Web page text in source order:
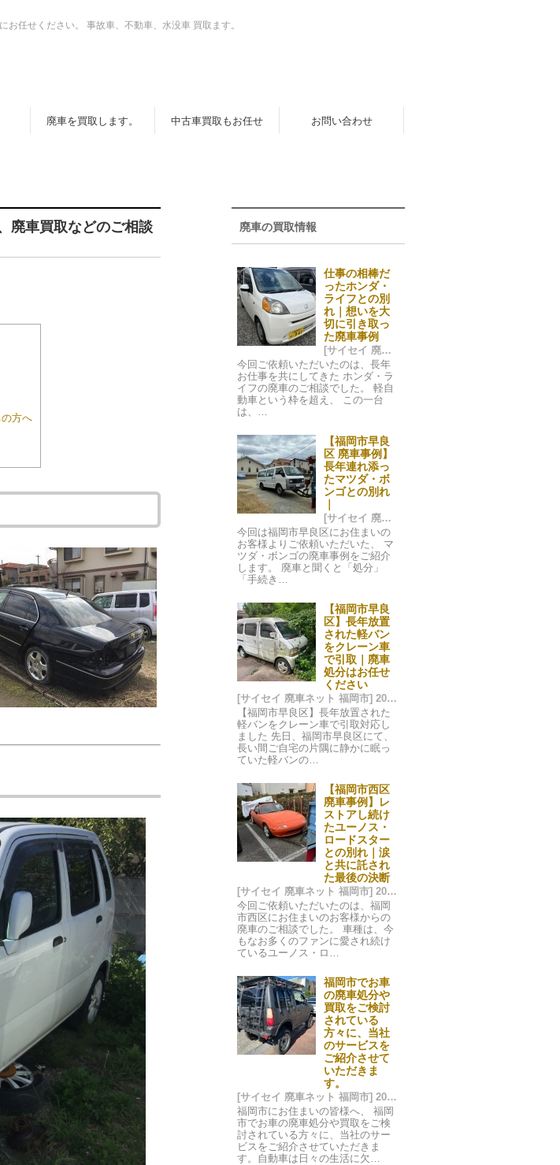
任せください。 事故車、不動車、水没車 買取ます。
廃車を買取します。 中古車買取もお任せ お問い合わせ
廃車買取などのご相談
方へ
廃車の買取情報
仕事の相棒だ
ったホンダ・
ライフとの別
れ｜想いを大
切に引き取っ
た廃車事例
[サイセイ 廃車ネット 福岡市] 2025/12/28 04:08
今回ご依頼いただいたのは、長年
お仕事を共にしてきた ホンダ・ラ
イフの廃車のご相談でした。 軽自
動車という枠を超え、 この一台
は、…
【福岡市早良
区 廃車事例】
長年連れ添っ
たマツダ・ボ
ンゴとの別れ
[サイセイ 廃車ネット 福岡市] 2025/12/28 03:37
今回は福岡市早良区にお住まいの
お客様よりご依頼いただいた、 マ
ツダ・ボンゴの廃車事例をご紹介
します。 廃車と聞くと「処分」
「手続き…
【福岡市早良
区】長年放置
された軽バン
をクレーン車
で引取｜廃車
処分はお任せ
ください
[サイセイ 廃車ネット 福岡市] 2025/07/20 08:26
【福岡市早良区】長年放置された
軽バンをクレーン車で引取対応し
ました 先日、福岡市早良区にて、
長い間ご自宅の片隅に静かに眠っ
ていた軽バンの…
【福岡市西区
廃車事例】レ
ストアし続け
たユーノス・
ロードスター
との別れ｜涙
と共に託され
た最後の決断
[サイセイ 廃車ネット 福岡市] 2025/01/10 03:59
今回ご依頼いただいたのは、福岡
市西区にお住まいのお客様からの
廃車のご相談でした。 車種は、今
もなお多くのファンに愛され続け
ているユーノス・ロ…
福岡市でお車
の廃車処分や
買取をご検討
されている
方々に、当社
のサービスを
ご紹介させて
いただきま
す。
[サイセイ 廃車ネット 福岡市] 2024/09/29 15:11
福岡市にお住まいの皆様へ、 福岡
市でお車の廃車処分や買取をご検
討されている方々に、当社のサー
ビスをご紹介させていただきま
す。自動車は日々の生活に欠…